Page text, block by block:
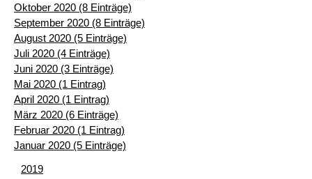
Oktober 2020 (8 Einträge)
September 2020 (8 Einträge)
August 2020 (5 Einträge)
Juli 2020 (4 Einträge)
Juni 2020 (3 Einträge)
Mai 2020 (1 Eintrag)
April 2020 (1 Eintrag)
März 2020 (6 Einträge)
Februar 2020 (1 Eintrag)
Januar 2020 (5 Einträge)
2019